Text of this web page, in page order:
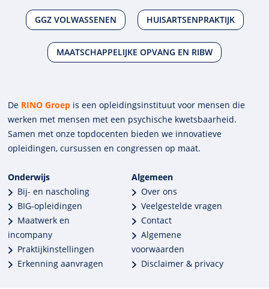
GGZ VOLWASSENEN HUISARTSENPRAKTIJK
MAATSCHAPPELIJKE OPVANG EN RIBW
De RINO Groep is een opleidings­insti­tuut voor mensen die
werken met mensen met een psychische kwets­baar­heid.
Samen met onze top­docenten bieden we innova­tieve
opleidingen, cursussen en congres­sen op maat.
Onderwijs
Bij- en nascholing
BIG-opleidingen
Maatwerk en
incompany
Praktijkinstellingen
Erkenning aanvragen
Algemeen
Over ons
Veelgestelde vragen
Contact
Algemene
voorwaarden
Disclaimer & privacy